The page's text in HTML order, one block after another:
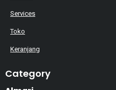
Services
Toko
Keranjang
Category